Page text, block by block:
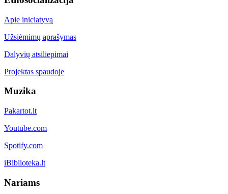
Apie iniciatyvą
Užsiėmimų aprašymas
Dalyvių atsiliepimai
Projektas spaudoje
Muzika
Pakartot.lt
Youtube.com
Spotify.com
iBiblioteka.lt
Nariams